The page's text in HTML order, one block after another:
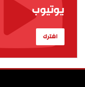
يوتيوب
اشترك